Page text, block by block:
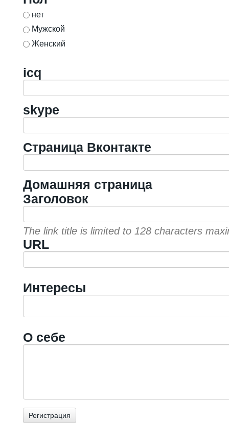
нет
Мужской
Женский
icq
skype
Страница Вконтакте
Домашняя страница
Заголовок
The link title is limited to 128 characters
URL
Интересы
О себе